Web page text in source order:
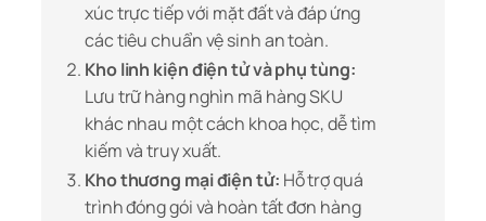
xúc trực tiếp với mặt đất và đáp ứng
các tiêu chuẩn vệ sinh an toàn.
Kho linh kiện điện tử và phụ tùng:
Lưu trữ hàng nghìn mã hàng SKU
khác nhau một cách khoa học, dễ tìm
kiếm và truy xuất.
Kho thương mại điện tử: Hỗ trợ quá
trình đóng gói và hoàn tất đơn hàng